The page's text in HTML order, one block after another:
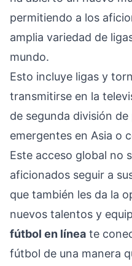
permitiendo a los
amplia variedad de
mundo.
Esto incluye ligas y
transmitirse en la
de segunda división
emergentes en Asia o
Este acceso global no
aficionados seguir a
que también les da la
nuevos talentos y
fútbol en línea te
fútbol de una manera